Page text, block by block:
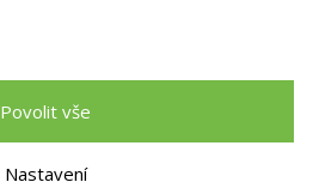
Povolit vše
Nastavení